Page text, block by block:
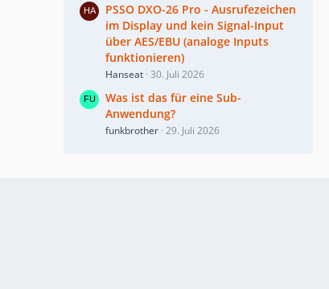
PSSO DXO-26 Pro - Ausrufezeichen
im Display und kein Signal-Input
über AES/EBU (analoge Inputs
funktionieren)
Hanseat 30. Juli 2026
Was ist das für eine Sub-
Anwendung?
funkbrother 29. Juli 2026